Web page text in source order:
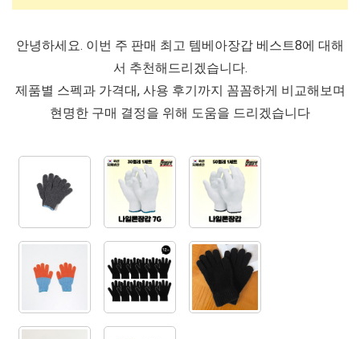
안녕하세요. 이번 주 판매 최고 템베아장갑 베스트8에 대해
서 추천해드리겠습니다.
제품별 스펙과 가격대, 사용 후기까지 꼼꼼하게 비교해보며
현명한 구매 결정을 위해 도움을 드리겠습니다